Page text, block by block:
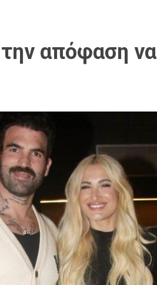
την απόφαση να